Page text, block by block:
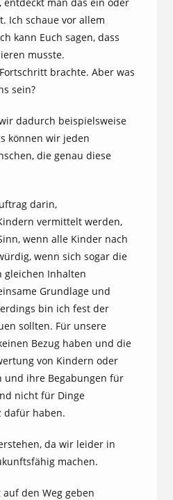
Ich schaue vor allem
kann Euch sagen, dass
musste.
brachte. Aber was
sein?
dadurch beispielsweise
können wir jeden
die genau diese
darin,
vermittelt werden,
wenn alle Kinder nach
wenn sich sogar die
gleichen Inhalten
Grundlage und
bin ich fest der
sollten. Für unsere
Bezug haben und die
von Kindern oder
und ihre Begabungen für
nicht für Dinge
dafür haben.
da wir leider in
machen.
den Weg geben